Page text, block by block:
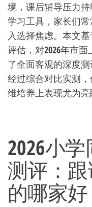
境，课后辅导压力
学习工具，家长们
入选择焦虑。本文
评估，对2026年市
了全面客观的深度测
经过综合对比实测
维培养上表现尤为
2026小
测评：
的哪家好